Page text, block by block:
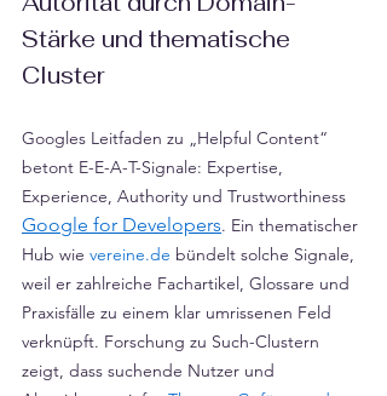
Stärke und thematische
Cluster
Googles Leitfaden zu „Helpful Content“
betont E-E-A-T-Signale: Expertise,
Experience, Authority und Trustworthiness
Google for Developers. Ein thematischer
Hub wie vereine.de bündelt solche Signale,
weil er zahlreiche Fachartikel, Glossare und
Praxisfälle zu einem klar umrissenen Feld
verknüpft. Forschung zu Such-Clustern
zeigt, dass suchende Nutzer und